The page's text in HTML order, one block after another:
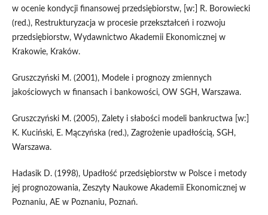
w ocenie kondycji finansowej przedsiębiorstw, [w:] R. Borowiecki
(red.), Restrukturyzacja w procesie przekształceń i rozwoju
przedsiębiorstw, Wydawnictwo Akademii Ekonomicznej w
Krakowie, Kraków.
Gruszczyński M. (2001), Modele i prognozy zmiennych
jakościowych w finansach i bankowości, OW SGH, Warszawa.
Gruszczyński M. (2005), Zalety i słabości modeli bankructwa [w:]
K. Kuciński, E. Mączyńska (red.), Zagrożenie upadłością, SGH,
Warszawa.
Hadasik D. (1998), Upadłość przedsiębiorstw w Polsce i metody
jej prognozowania, Zeszyty Naukowe Akademii Ekonomicznej w
Poznaniu, AE w Poznaniu, Poznań.